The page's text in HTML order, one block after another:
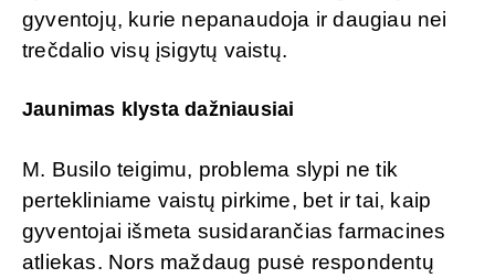
gyventojų, kurie nepanaudoja ir daugiau nei
trečdalio visų įsigytų vaistų.
Jaunimas klysta dažniausiai
M. Busilo teigimu, problema slypi ne tik
pertekliniame vaistų pirkime, bet ir tai, kaip
gyventojai išmeta susidarančias farmacines
atliekas. Nors maždaug pusė respondentų